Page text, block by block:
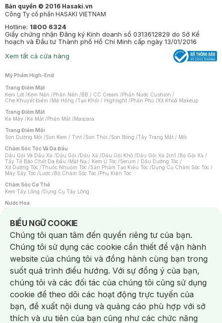
Bản quyền © 2016 Hasaki.vn
Công Ty cổ phần HASAKI VIETNAM
Hotline: 1800 6324
Giấy chứng nhận Đăng ký Kinh doanh số 0313612829 do Sở Kế
hoạch và Đầu tư Thành phố Hồ Chí Minh cấp ngày 13/01/2016
Xem tất cả cửa hàng
Mỹ Phẩm High-End
Trang Điểm Mặt
Kem Lót /Kem Nền /Phấn Nền /BB / CC Cream /Phấn Nước Cushion /
Che Khuyết Điểm /Má Hồng /Tạo Khối / Highlight /Phấn Phủ /Xịt Khoá Makeup
Trang Điểm Mắt
Kẻ Mày /Kẻ Mắt /Phấn Mắt /Mascara
Trang Điểm Môi
Son Dưỡng Môi /Son Kem / Tint /Son Thỏi /Son Bóng /Tẩy Trang Mắt / Môi
Chăm Sóc Tóc Và Da Đầu
Dầu Gội Và Dầu Xả /Dầu Gội /Dầu Xả /Dầu Gội Khô /Dầu Gội Xả 2in1 /Bộ Gội Xả /
Tẩy Tế Bào Chết Da Đầu /Mặt Nạ / Kem Ủ Tóc /Serum / Dầu Dưỡng Tóc /
Xịt Dưỡng Tóc /Thuốc Nhuộm Tóc /Sản Phẩm Tạo Kiểu Tóc /Dụng Cụ Chăm Sóc Tóc /
Máy Sấy Tóc /Lược /Bộ Chăm Sóc Tóc /Phụ Kiện Tóc
Chăm Sóc Cơ Thể
Kem Tẩy Lông /Dụng Cụ Tẩy Lông
Nước Hoa
Nước Hoa Nữ
Chăm Sóc Cá Nhân
Chống Muỗi /Khẩu Trang /Máy Massage/Mặt Nạ Xông Hơi /Nước Rửa Tay/
Sản Phẩm Chăm Sóc Khác /Bàn Chải Đánh Răng /Bàn Chải Điện/
Hỗ Trợ Trắng Răng/Kem Đánh Răng /Máy Tăm Nước/ Nước Súc Miệng/
Tăm / Chỉ Nha Khoa/ Xịt Thơm Miệng / Dung Dịch Vệ Sinh/Dưỡng Vùng Kín/
Khăn Ướt Vệ Sinh Vùng Kín/Băng Vệ Sinh/Tampon/Bọt Cạo Râu /Dao Cạo Râu/
Máy Cạo Râu
Vấn Đề Về Da
Da Dầu / Lỗ Chân Lông To/ Da Khô / Mất Nước/ Da Lão Hóa/ Da Mụn/
Da Nhạy Cảm / Kích Ứng
Da Xỉn Màu Thâm / Nám / Tàn Nhang
Quầng Thâm & Bọng Mắt /Sẹo /Viêm Da Cơ Địa
Dụng Cụ / Phụ Kiện Chăm Sóc Da
Bông Tẩy Trang
Khăn Lau Mặt Khô Dụng Cụ / Máy Rửa Mặt Máy Chăm Sóc Da
Dụng Cụ Chăm Sóc Khác
BIỂU NGỮ COOKIE
Notice about cookies usage
Chúng tôi quan tâm đến quyền riêng tư của bạn.
Chúng tôi sử dụng các cookie cần thiết để vận hành
website của chúng tôi và đồng hành cùng bạn trong
suốt quá trình điều hướng. Với sự đồng ý của bạn,
chúng tôi và các đối tác của chúng tôi cũng sử dụng
cookie để theo dõi các hoạt động trực tuyến của
bạn, đề xuất nội dung và quảng cáo phù hợp với sở
thích và ưu tiên của bạn cũng như các chức năng